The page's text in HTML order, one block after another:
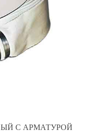
С АРМАТУРОЙ